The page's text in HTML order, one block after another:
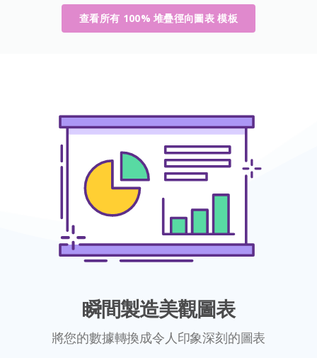
查看所有 100% 堆疊徑向圖表 模板
瞬間製造美觀圖表
將您的數據轉換成令人印象深刻的圖表